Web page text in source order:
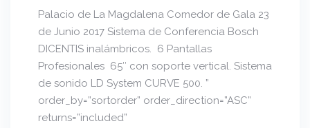
Palacio de La Magdalena Comedor de Gala 23
de Junio 2017 Sistema de Conferencia Bosch
DICENTIS inalámbricos. 6 Pantallas
Profesionales 65″ con soporte vertical. Sistema
de sonido LD System CURVE 500. ”
order_by=”sortorder” order_direction=”ASC”
returns=”included”